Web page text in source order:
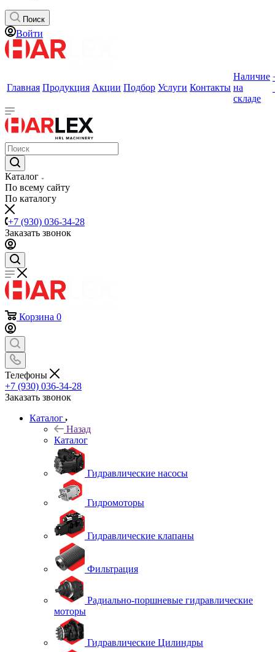
Поиск
Войти
Главная Продукция Акции Подбор Услуги Контакты
Наличие
на
складе
Каталог
По всему сайту
По каталогу
+7 (930) 036-34-28
Заказать звонок
Корзина 0
Телефоны
+7 (930) 036-34-28
Заказать звонок
Каталог
Назад
Каталог
Гидравлические насосы
Гидромоторы
Гидравлические клапаны
Фильтрация
Радиально-поршневые гидравлические
моторы
Гидравлические Цилиндры